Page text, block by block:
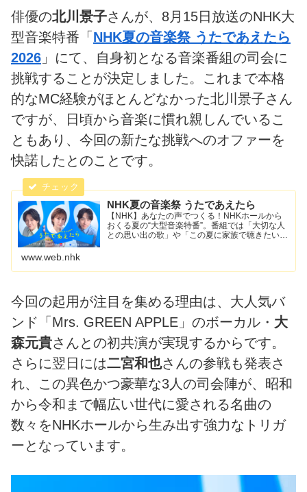
俳優の北川景子さんが、8月15日放送のNHK大
型音楽特番「 NHK夏の音楽祭 うたであえたら
2026 」にて、自身初となる音楽番組の司会に
挑戦することが決定しました。これまで本格
的なMC経験がほとんどなかった北川景子さん
ですが、日頃から音楽に慣れ親しんでいるこ
ともあり、今回の新たな挑戦へのオファーを
快諾したとのことです。
NHK夏の音楽祭 うたであえたら
【NHK】あなたの声でつくる！NHKホールから
おくる夏の“大型音楽特番”。番組では「大切な人
との思い出の歌」や「この夏に家族で聴きたい
www.web.nhk
今回の起用が注目を集める理由は、大人気バ
ンド「Mrs. GREEN APPLE」のボーカル・ 大
森元貴さんとの初共演が実現するからです。
さらに翌日には二宮和也さんの参戦も発表さ
れ、この異色かつ豪華な3人の司会陣が、昭和
から令和まで幅広い世代に愛される名曲の
数々をNHKホールから生み出す強力なトリガ
ーとなっています。